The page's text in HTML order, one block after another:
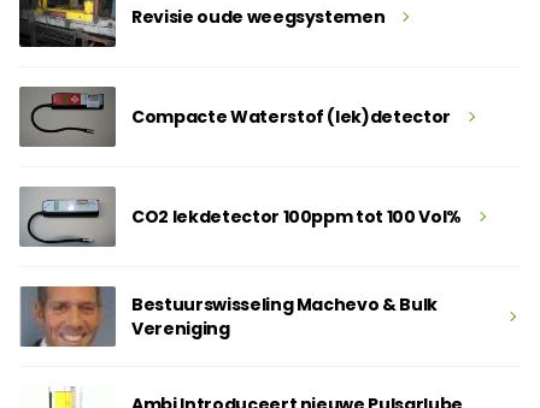
Revisie oude weegsystemen
Compacte Waterstof (lek)detector
CO2 lekdetector 100ppm tot 100 Vol%
Bestuurswisseling Machevo & Bulk
Vereniging